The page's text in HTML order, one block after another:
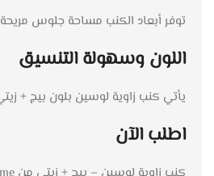
توفر أبعاد الكنب مساحة جلوس
اللون وسهولة التنسيق
يأتي كنب زاوية لوسين بلون بيج +
اطلب الآن